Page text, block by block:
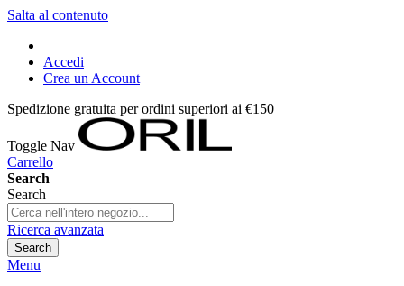
Salta al contenuto
Accedi
Crea un Account
Spedizione gratuita per ordini superiori ai €150
Toggle Nav
Carrello
Search
Search
Ricerca avanzata
Search
Menu